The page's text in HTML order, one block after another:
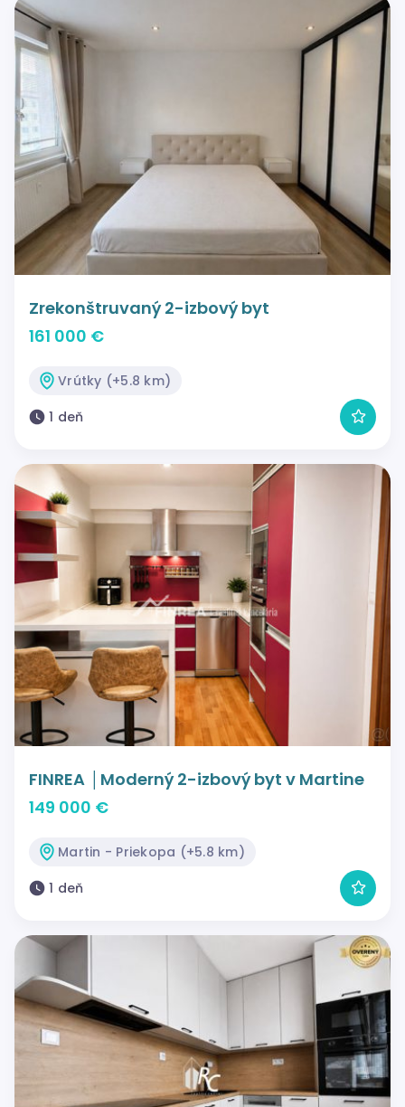
Zrekonštruvaný 2-izbový byt
161 000 €
Vrútky (+5.8 km)
1 deň
FINREA │Moderný 2-izbový byt v Martine
149 000 €
Martin - Priekopa (+5.8 km)
1 deň